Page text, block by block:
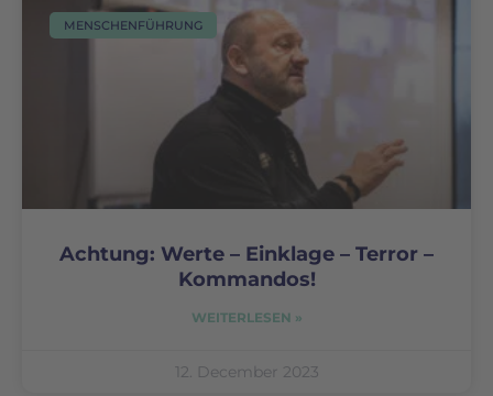
MENSCHENFÜHRUNG
Achtung: Werte – Einklage – Terror –
Kommandos!
WEITERLESEN »
12. December 2023